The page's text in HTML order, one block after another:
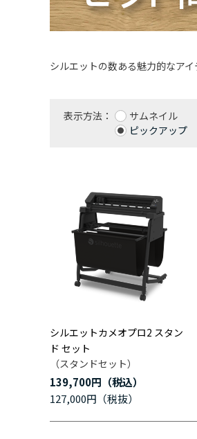
シルエットの数ある魅力的なア
表示方法：
サムネイル
ピックアップ
シルエットカメオプロ2 スタン
ド セット
（スタンドセット）
139,700円
127,000円